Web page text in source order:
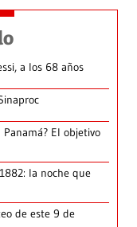
a los 68 años
El objetivo
la noche que
de este 9 de